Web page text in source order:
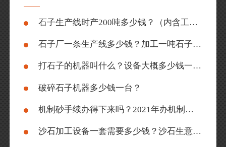
石子生产线时产200吨多少钱？（内含工艺流程、工作现场）
石子厂一条生产线多少钱？加工一吨石子成本是多少？
打石子的机器叫什么？设备大概多少钱一套？
破碎石子机器多少钱一台？
机制砂手续办得下来吗？2021年办机制砂厂要投资多少？
沙石加工设备一套需要多少钱？沙石生意一年能赚多少？